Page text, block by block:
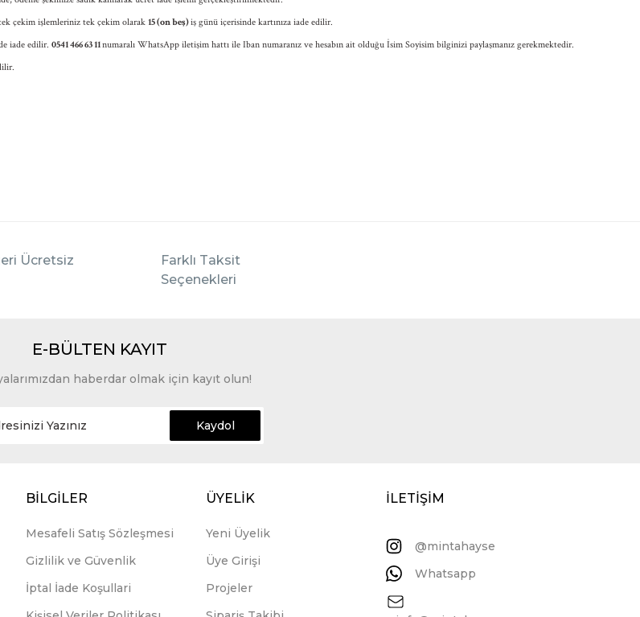
çekim işlemleriniz tek çekim olarak 15 (on beş)iş günü içerisinde kartınıza iade edilir.
iade edilir. 0541 466 63 11numaralı WhatsApp iletişim hattı ile Iban numaranız ve hesabın ait olduğu İsim Soyisim bilginizi paylaşmanız gerekmektedir.
Ücretsiz
Farklı Taksit
Seçenekleri
E-BÜLTEN KAYIT
haberdar olmak için kayıt olun!
Kaydol
BİLGİLER
Mesafeli Satış Sözleşmesi
Gizlilik ve Güvenlik
İptal İade Koşullari
ÜYELİK
Yeni Üyelik
Üye Girişi
Projeler
İLETİŞİM
@mintahayse
Whatsapp